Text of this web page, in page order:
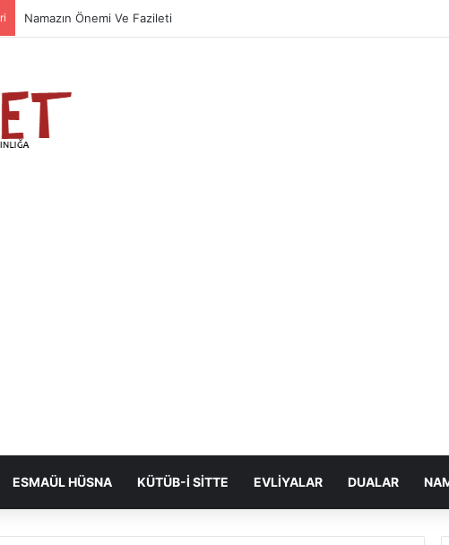
Namazın Önemi Ve Fazileti
ESMAÜL HÜSNA KÜTÜB-I SITTE EVLIYALAR DUALAR